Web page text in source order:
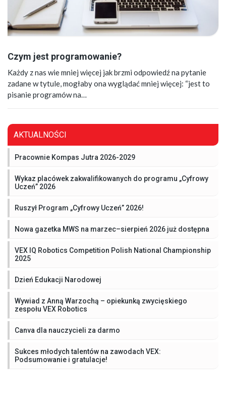
Czym jest programowanie?
Każdy z nas wie mniej więcej jak brzmi odpowiedź na pytanie
zadane w tytule, mogłaby ona wyglądać mniej więcej: “jest to
pisanie programów na…
AKTUALNOŚCI
Pracownie Kompas Jutra 2026-2029
Wykaz placówek zakwalifikowanych do programu „Cyfrowy
Uczeń” 2026
Ruszył Program „Cyfrowy Uczeń” 2026!
Nowa gazetka MWS na marzec–sierpień 2026 już dostępna
VEX IQ Robotics Competition Polish National Championship
2025
Dzień Edukacji Narodowej
Wywiad z Anną Warzochą – opiekunką zwycięskiego
zespołu VEX Robotics
Canva dla nauczycieli za darmo
Sukces młodych talentów na zawodach VEX:
Podsumowanie i gratulacje!